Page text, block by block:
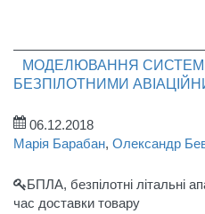
МОДЕЛЮВАННЯ
БЕЗПІЛОТНИМИ
06.12.2018
Марія Барабан, Олександр
БПЛА, безпілотні літальні
час доставки товару